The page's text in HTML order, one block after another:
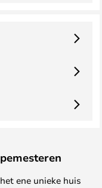
ene unieke huis